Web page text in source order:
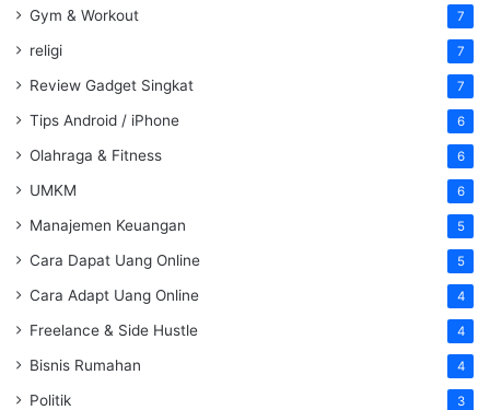
Gym & Workout 7
religi 7
Review Gadget Singkat 7
Tips Android / iPhone 6
Olahraga & Fitness 6
UMKM 6
Manajemen Keuangan 5
Cara Dapat Uang Online 5
Cara Adapt Uang Online 4
Freelance & Side Hustle 4
Bisnis Rumahan 4
Politik 3